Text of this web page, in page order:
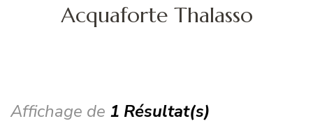
Acquaforte Thalasso
Affichage de 1 Résultat(s)